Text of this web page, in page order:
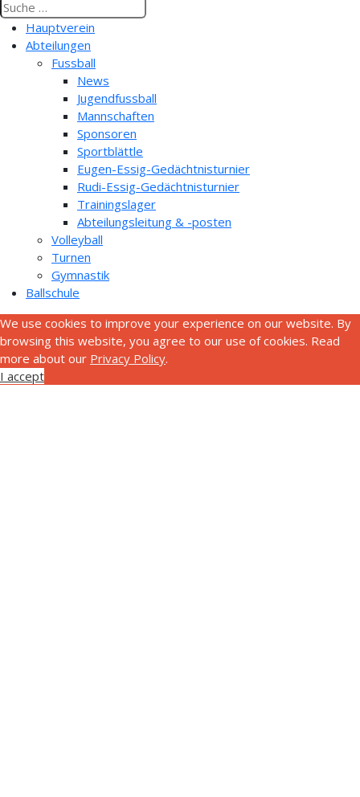
Hauptverein
Abteilungen
Fussball
News
Jugendfussball
Mannschaften
Sponsoren
Sportblättle
Eugen-Essig-Gedächtnisturnier
Rudi-Essig-Gedächtnisturnier
Trainingslager
Abteilungsleitung & -posten
Volleyball
Turnen
Gymnastik
Ballschule
We use cookies to improve your experience on our website. By
browsing this website, you agree to our use of cookies. Read
more about our Privacy Policy.
I accept